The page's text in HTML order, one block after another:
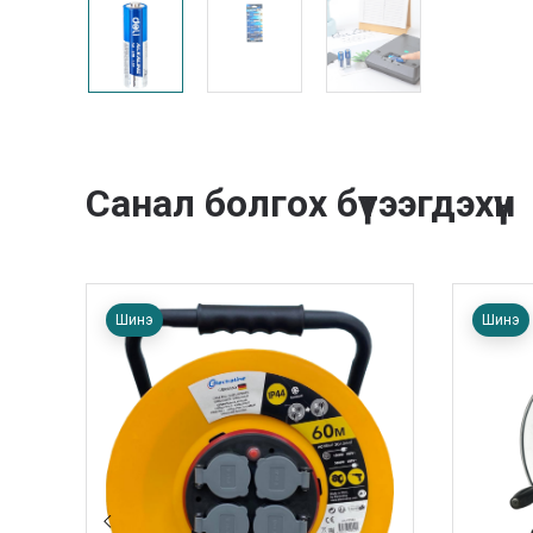
Санал болгох бүтээгдэхүүн
Шинэ Шинэ